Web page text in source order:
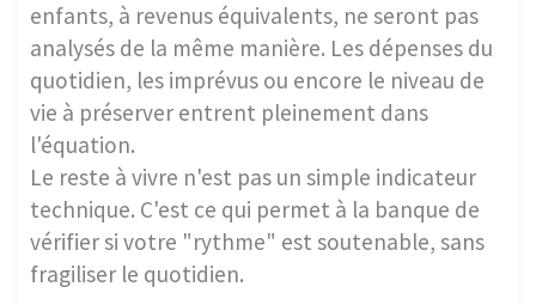
enfants, à revenus équivalents, ne seront pas
analysés de la même manière. Les dépenses du
quotidien, les imprévus ou encore le niveau de
vie à préserver entrent pleinement dans
l'équation.
Le reste à vivre n'est pas un simple indicateur
technique. C'est ce qui permet à la banque de
vérifier si votre "rythme" est soutenable, sans
fragiliser le quotidien.